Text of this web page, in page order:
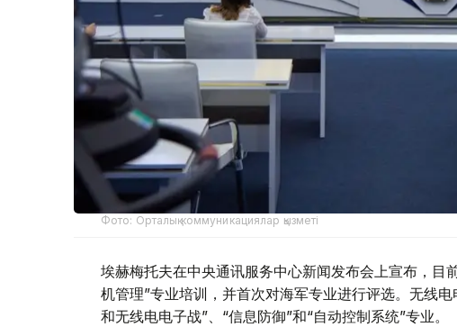
Фото: Орталық коммуникациялар қызметі
埃赫梅托夫在中央通讯服务中心新闻发布会上宣布，目
机管理”专业培训，并首次对海军专业进行评选。无线
和无线电电子战”、“信息防御”和“自动控制系统”专业。